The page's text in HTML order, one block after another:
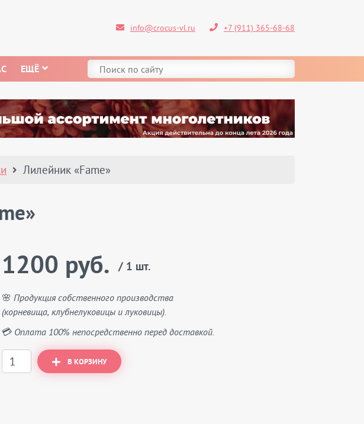
info@crocus-vl.ru +7 (911) 365-68-68
ЕЩЁ
Лилейник «Fame»
1200 руб. / 1 шт.
🌸 Продукция собственного производства
(корневища, клубнелуковицы и луковицы).
💳 Оплата 100% непосредственно перед доставкой.
В КОРЗИНУ